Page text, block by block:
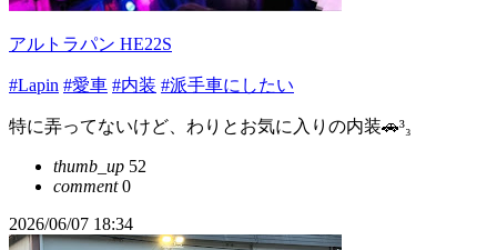
アルトラパン HE22S
#Lapin #愛車 #内装 #派手車にしたい
特に弄ってないけど、わりとお気に入りの内装🚗³₃
thumb_up 52
comment0
2026/06/07 18:34